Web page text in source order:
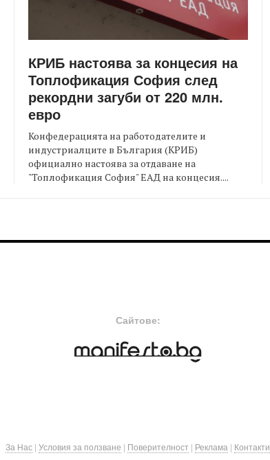
КРИБ настоява за концесия на
Топлофикация София след
рекордни загуби от 220 млн.
евро
Конфедерацията на работодателите и
индустриалците в България (КРИБ)
официално настоява за отдаване на
"Топлофикация София" ЕАД на концесия....
Сайтове:
За Нас | Условия за ползване | Поверителност | Реклама | Контакти